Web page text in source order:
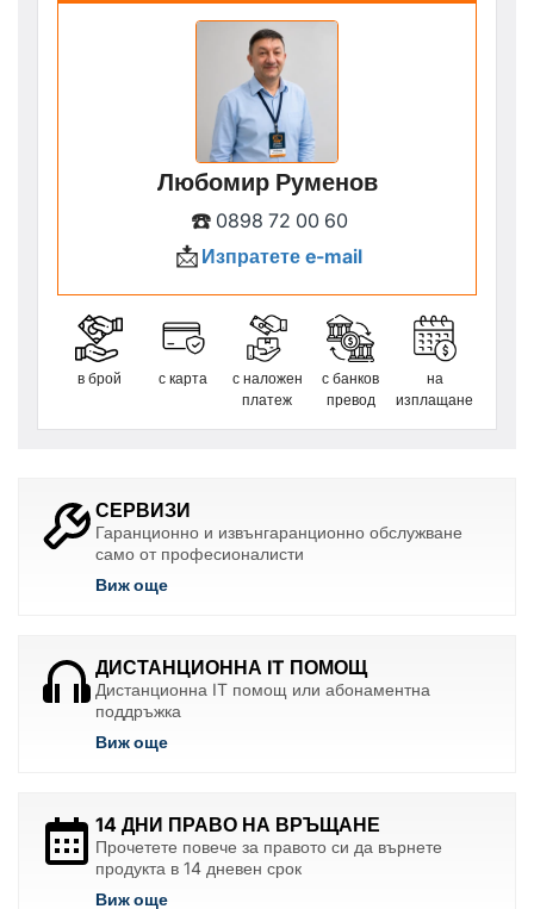
Любомир Руменов
☎️ 0898 72 00 60
📩 Изпратете e-mail
в брой с карта
с наложен
платеж
с банков
превод
на
изплащане
СЕРВИЗИ
Гаранционно и извънгаранционно обслужване
само от професионалисти
Виж още
ДИСТАНЦИОННА IT ПОМОЩ
Дистанционна IT помощ или абонаментна
поддръжка
Виж още
14 ДНИ ПРАВО НА ВРЪЩАНЕ
Прочетете повече за правото си да върнете
продукта в 14 дневен срок
Виж още